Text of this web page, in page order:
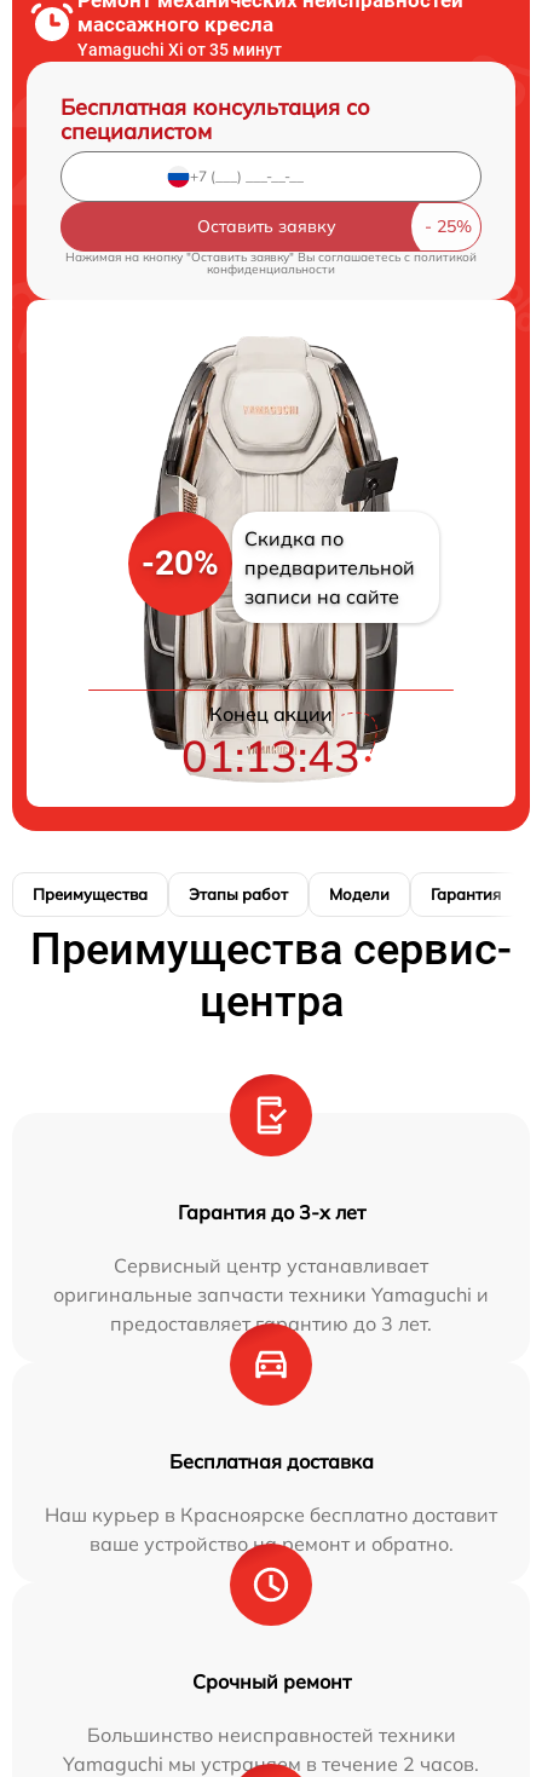
массажного кресла
Yamaguchi Xi от 35 минут
Бесплатная консультация со
специалистом
Оставить заявку
Нажимая на кнопку "Оставить заявку" Вы соглашаетесь cполитикой
конфиденциальности
-20%
Скидка по
предварительной
записи на сайте
Конец акции
01:13:42
Преимущества Этапы работ Модели Гарантия
Преимущества сервис-
центра
Гарантия до 3-х лет
Сервисный центр устанавливает
оригинальные запчасти техники Yamaguchi и
предоставляет гарантию до 3 лет.
Бесплатная доставка
Наш курьер в Красноярске бесплатно доставит
ваше устройство на ремонт и обратно.
Срочный ремонт
Большинство неисправностей техники
Yamaguchi мы устраняем в течение 2 часов.